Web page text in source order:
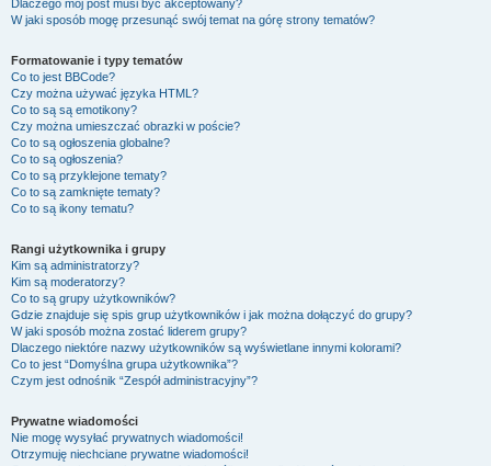
Dlaczego mój post musi być akceptowany?
W jaki sposób mogę przesunąć swój temat na górę strony tematów?
Formatowanie i typy tematów
Co to jest BBCode?
Czy można używać języka HTML?
Co to są są emotikony?
Czy można umieszczać obrazki w poście?
Co to są ogłoszenia globalne?
Co to są ogłoszenia?
Co to są przyklejone tematy?
Co to są zamknięte tematy?
Co to są ikony tematu?
Rangi użytkownika i grupy
Kim są administratorzy?
Kim są moderatorzy?
Co to są grupy użytkowników?
Gdzie znajduje się spis grup użytkowników i jak można dołączyć do grupy?
W jaki sposób można zostać liderem grupy?
Dlaczego niektóre nazwy użytkowników są wyświetlane innymi kolorami?
Co to jest “Domyślna grupa użytkownika”?
Czym jest odnośnik “Zespół administracyjny”?
Prywatne wiadomości
Nie mogę wysyłać prywatnych wiadomości!
Otrzymuję niechciane prywatne wiadomości!